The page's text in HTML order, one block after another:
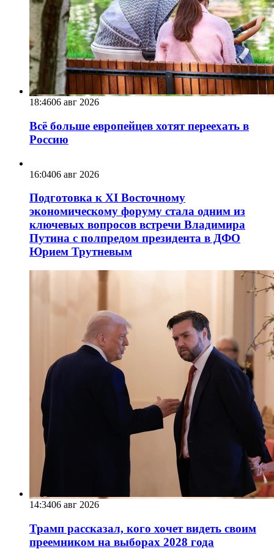
18:4606 авг 2026
Всё больше европейцев хотят переехать в
Россию
16:0406 авг 2026
Подготовка к XI Восточному
экономическому форуму стала одним из
ключевых вопросов встречи Владимира
Путина с полпредом президента в ДФО
Юрием Трутневым
14:3406 авг 2026
Трамп рассказал, кого хочет видеть своим
преемником на выборах 2028 года